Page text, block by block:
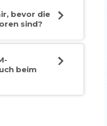
bevor die
sind?
beim